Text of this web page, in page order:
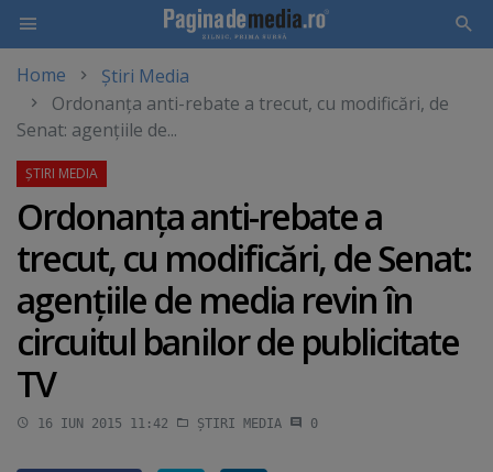
main
content
Home
Știri Media
Ordonanţa anti-rebate a trecut, cu modificări, de
Senat: agenţiile de...
Ordonanţa anti-rebate a
trecut, cu modificări, de Senat:
agenţiile de media revin în
circuitul banilor de publicitate
TV
16 IUN 2015 11:42 ȘTIRI MEDIA 0